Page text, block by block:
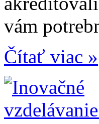
vám
Čítať viac »